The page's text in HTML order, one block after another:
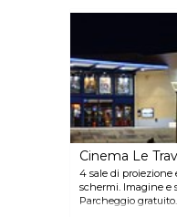
Cinema Le
4 sale di
schermi. Imagine e
Parcheggio